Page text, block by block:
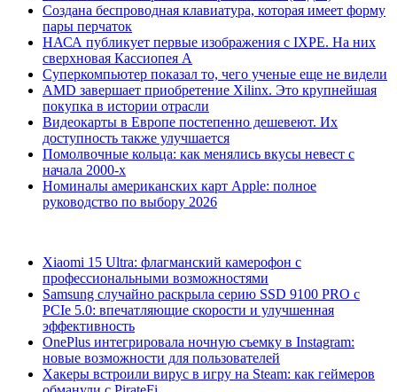
Создана беспроводная клавиатура, которая имеет форму
пары перчаток
НАСА публикует первые изображения с IXPE. На них
сверхновая Кассиопея А
Суперкомпьютер показал то, чего ученые еще не видели
AMD завершает приобретение Xilinx. Это крупнейшая
покупка в истории отрасли
Видеокарты в Европе постепенно дешевеют. Их
доступность также улучшается
Помолвочные кольца: как менялись вкусы невест с
начала 2000-х
Номиналы американских карт Apple: полное
руководство по выбору 2026
Xiaomi 15 Ultra: флагманский камерофон с
профессиональными возможностями
Samsung случайно раскрыла серию SSD 9100 PRO с
PCIe 5.0: впечатляющие скорости и улучшенная
эффективность
OnePlus интегрировала ночную съемку в Instagram:
новые возможности для пользователей
Хакеры встроили вирус в игру на Steam: как геймеров